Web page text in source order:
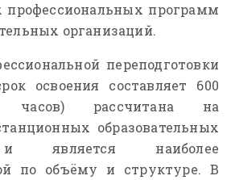
профессиональных программ
организаций.
переподготовки
освоения составляет 600
часов) рассчитана на
образовательных
и является наиболее
по объёму и структуре. В